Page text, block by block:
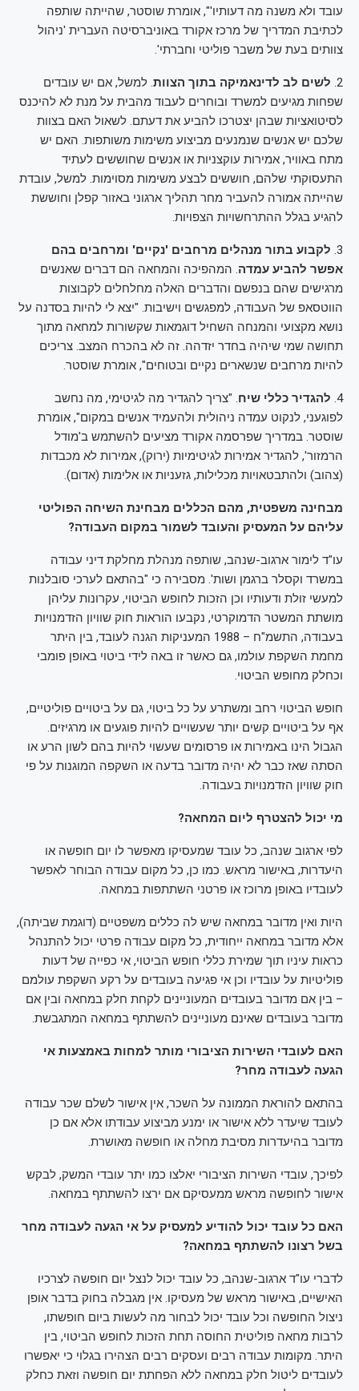
עובד ולא משנה מה דעותיו'", אומרת שוסטר, שהייתה שותפה
לכתיבת המדריך של מרכז אקורד באוניברסיטה העברית 'ניהול
צוותים בעת של משבר פוליטי וחברתי'.
2. לשים לב לדינאמיקה בתוך הצוות. למשל, אם יש עובדים
שפחות מגיעים למשרד ובוחרים לעבוד מהבית על מנת לא להיכנס
לסיטואציות שבהן יצטרכו להביע את דעתם. לשאול האם בצוות
שלכם יש אנשים שנמנעים מביצוע משימות משותפות. האם יש
מתח באוויר, אמירות עוקצניות או אנשים שחוששים לעתיד
התעסוקתי שלהם, חוששים לבצע משימות מסוימות. למשל, עובדת
שהייתה אמורה להעביר מחר תהליך ארגוני באזור קפלן וחוששת
להגיע בגלל ההתרחשויות הצפויות.
3. לקבוע בתור מנהלים מרחבים 'נקיים' ומרחבים בהם
אפשר להביע עמדה. המהפיכה והמחאה הם דברים שאנשים
מרגישים שהם בנפשם והדברים האלה מחלחלים לקבוצות
הווטסאפ של העבודה, למפגשים וישיבות. "יצא לי להיות בסדנה על
נושא מקצועי והמנחה השחיל דוגמאות שקשורות למחאה מתוך
תחושה שמי שיהיה בחדר יזדהה. זה לא בהכרח המצב. צריכים
להיות מרחבים שנשארים נקיים ובטוחים", אומרת שוסטר.
4. להגדיר כללי שיח. "צריך להגדיר מה לגיטימי, מה נחשב
לפוגעני, לנקוט עמדה ניהולית ולהעמיד אנשים במקום", אומרת
שוסטר. במדריך שפרסמה אקורד מציעים להשתמש ב'מודל
הרמזור', להגדיר אמירות לגיטימיות (ירוק), אמירות לא מכבדות
(צהוב) ולהתבטאויות מכלילות, גזעניות או אלימות (אדום).
מבחינה משפטית, מהם הכללים מבחינת השיחה הפוליטי
עליהם על המעסיק והעובד לשמור במקום העבודה?
עו"ד לימור ארגוב-שנהב, שותפה מנהלת מחלקת דיני עבודה
במשרד וקסלר ברגמן ושות'. מסבירה כי "בהתאם לערכי סובלנות
למעשי זולת ודעותיו וכן הזכות לחופש הביטוי, עקרונות עליהן
מושתת המשטר הדמוקרטי, נקבעו הוראות חוק שוויון הזדמנויות
בעבודה, התשמ"ח – 1988 המעניקות הגנה לעובד, בין היתר
מחמת השקפת עולמו, גם כאשר זו באה לידי ביטוי באופן פומבי
וכחלק מחופש הביטוי.
חופש הביטוי רחב ומשתרע על כל ביטוי, גם על ביטויים פוליטיים,
אף על ביטויים קשים יותר שעשויים להיות פוגעים או מרגיזים.
הגבול הינו באמירות או פרסומים שעשוי להיות בהם לשון הרע או
הסתה שאז כבר לא יהיה מדובר בדעה או השקפה המוגנות על פי
חוק שוויון הזדמנויות בעבודה.
מי יכול להצטרף ליום המחאה?
לפי ארגוב שנהב, כל עובד שמעסיקו מאפשר לו יום חופשה או
היעדרות, באישור מראש. כמו כן, כל מקום עבודה הבוחר לאפשר
לעובדיו באופן מרוכז או פרטני השתתפות במחאה.
היות ואין מדובר במחאה שיש לה כללים משפטיים (דוגמת שביתה),
אלא מדובר במחאה ייחודית, כל מקום עבודה פרטי יכול להתנהל
כראות עיניו תוך שמירת כללי חופש הביטוי, אי כפייה של דעות
פוליטיות על עובדיו וכן אי פגיעה בעובדים על רקע השקפת עולמם
– בין אם מדובר בעובדים המעוניינים לקחת חלק במחאה ובין אם
מדובר בעובדים שאינם מעוניינים להשתתף במחאה המתגבשת.
האם לעובדי השירות הציבורי מותר למחות באמצעות אי
הגעה לעבודה מחר?
בהתאם להוראת הממונה על השכר, אין אישור לשלם שכר עבודה
לעובד שיעדר ללא אישור או ימנע מביצוע עבודתו אלא אם כן
מדובר בהיעדרות מסיבת מחלה או חופשה מאושרת.
לפיכך, עובדי השירות הציבורי יאלצו כמו יתר עובדי המשק, לבקש
אישור לחופשה מראש ממעסיקם אם ירצו להשתתף במחאה.
האם כל עובד יכול להודיע למעסיק על אי הגעה לעבודה מחר
בשל רצונו להשתתף במחאה?
לדברי עו"ד ארגוב-שנהב, כל עובד יכול לנצל יום חופשה לצרכיו
האישיים, באישור מראש של מעסיקו. אין מגבלה בחוק בדבר אופן
ניצול החופשה וכל עובד יכול לבחור מה לעשות ביום חופשתו,
לרבות מחאה פוליטית החוסה תחת הזכות לחופש הביטוי, בין
היתר. מקומות עבודה רבים ועסקים רבים הצהירו בגלוי כי יאפשרו
לעובדים ליטול חלק במחאה ללא הפחתת יום חופשה וזאת כחלק